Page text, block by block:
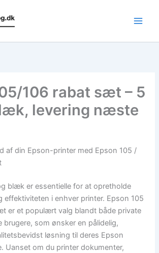
106 rabat sæt – 5
levering næste
af din Epson-printer med Epson 105 /
blæk er essentielle for at opretholde
effektiviteten i enhver printer. Epson 105
er et populært valg blandt både private
brugere, som ønsker en pålidelig,
løsning til deres Epson
Uanset om du printer dokumenter,